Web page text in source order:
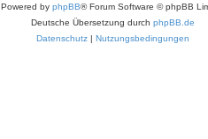
Powered by phpBB® Forum Software © phpBB
Deutsche Übersetzung durch phpBB.de
Datenschutz | Nutzungsbedingungen